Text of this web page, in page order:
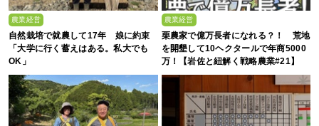
農業経営
自然栽培で就農して17年 娘に約束
「大学に行く蓄えはある。私大でも
OK」
農業経営
栗農家で億万長者になれる？！ 荒地
を開墾して10ヘクタールで年商5000
万！【岩佐と紐解く戦略農業#21】